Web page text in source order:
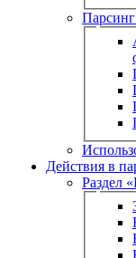
Действия в
Раздел